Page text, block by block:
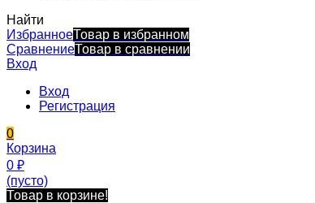
Найти
ИзбранноеТовар в избранном
СравнениеТовар в сравнении
Вход
Вход
Регистрация
0
Корзина
0 ₽
(пусто)
Товар в корзине!